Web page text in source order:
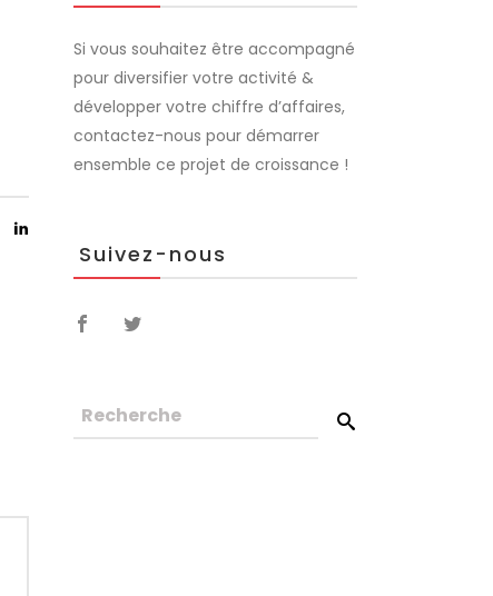
Si vous souhaitez être accompagné
pour diversifier votre activité &
développer votre chiffre d’affaires,
contactez-nous pour démarrer
ensemble ce projet de croissance !
Suivez-nous